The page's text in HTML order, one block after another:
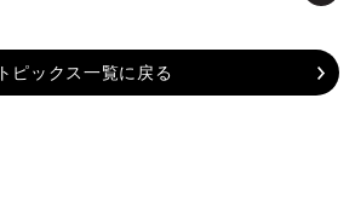
トピックス一覧に戻る